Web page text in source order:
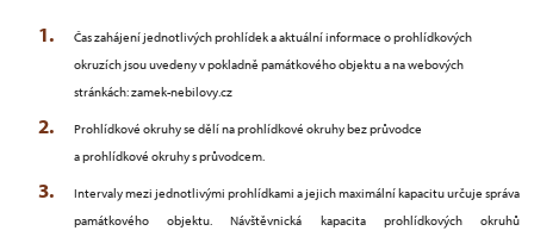
Čas zahájení jednotlivých prohlídek a aktuální informace o prohlídkových
okruzích jsou uvedeny v pokladně památkového objektu a na webových
stránkách: zamek-nebilovy.cz
Prohlídkové okruhy se dělí na prohlídkové okruhy bez průvodce
a prohlídkové okruhy s průvodcem.
Intervaly mezi jednotlivými prohlídkami a jejich maximální kapacitu určuje správa
památkového objektu. Návštěvnická kapacita prohlídkových okruhů